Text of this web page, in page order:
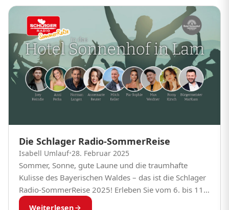
Die Schlager Radio-SommerReise
Isabell Umlauf•28. Februar 2025
Sommer, Sonne, gute Laune und die traumhafte
Kulisse des Bayerischen Waldes – das ist die Schlager
Radio-SommerReise 2025! Erleben Sie vom 6. bis 11.
Juli 2025 eine unvergessliche Woche voller...
Weiterlesen